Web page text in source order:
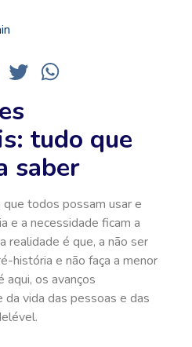
tudo que
saber
todos possam usar e
e a necessidade ficam a
realidade é que, a não ser
história e não faça a menor
aqui, os avanços
vida das pessoas e das